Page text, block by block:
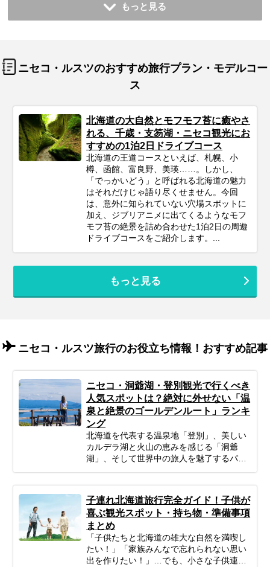
もっと見る
ニセコ・ルスツのおすすめ旅行プラン・モデルコー
ス
北海道の大自然とモフモフ苔に癒やさ
れる、千歳・支笏湖・ニセコ観光にお
すすめの1泊2日ドライブコース
北海道の王道コースといえば、札幌、小
樽、函館、富良野、美瑛……。しかし、
「でっかいどう」と呼ばれる北海道の魅力
はそれだけじゃ語り尽くせません。今回
は、意外に知られていない穴場スポットに
加え、ジブリアニメに出てくるようなモフ
モフ苔の絶景を詰め合わせた1泊2日の周遊
ドライブコースをご紹介します。...
もっと見る
ニセコ・ルスツ旅行のお役立ち情報！おすすめ記事
ニセコ・洞爺湖・登別観光で行くべき
人気スポットは？絶対に外せない「温
泉と絶景のゴールデンルート」ランキ
ング
北海道を代表する温泉地「登別」、美しい
カルデラ湖と火山の恵みを感じる「洞爺
湖」、そして世界中の旅人を魅了するパウ
の旅行で周遊できる「北海道観光のゴール
デンルート」です。 「温泉も絶景もグルメ
も楽しみたいけれど、どう回ればいい
の？」 そんなあなたのために、今回はプロ
のツアーコーディネーターが厳選した、目
的別のニセコ・洞爺湖・登別のおすすめ観
光スポットをご紹介します。 地獄谷の迫力
子連れ北海道旅行完全ガイド！子供が
喜ぶ観光スポット・持ち物・準備事項
まとめ
「子供たちと北海道の雄大な自然を満喫し
たい！」「家族みんなで忘れられない思い
出を作りたい！」…でも、小さな子供連れ